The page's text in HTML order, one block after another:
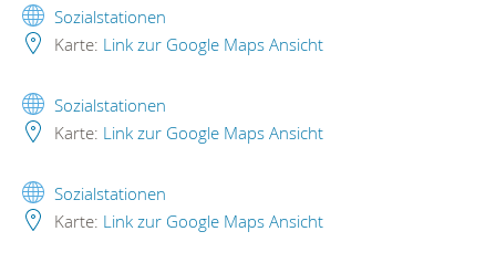
Sozialstationen
Karte: Link zur Google Maps Ansicht
Sozialstationen
Karte: Link zur Google Maps Ansicht
Sozialstationen
Karte: Link zur Google Maps Ansicht